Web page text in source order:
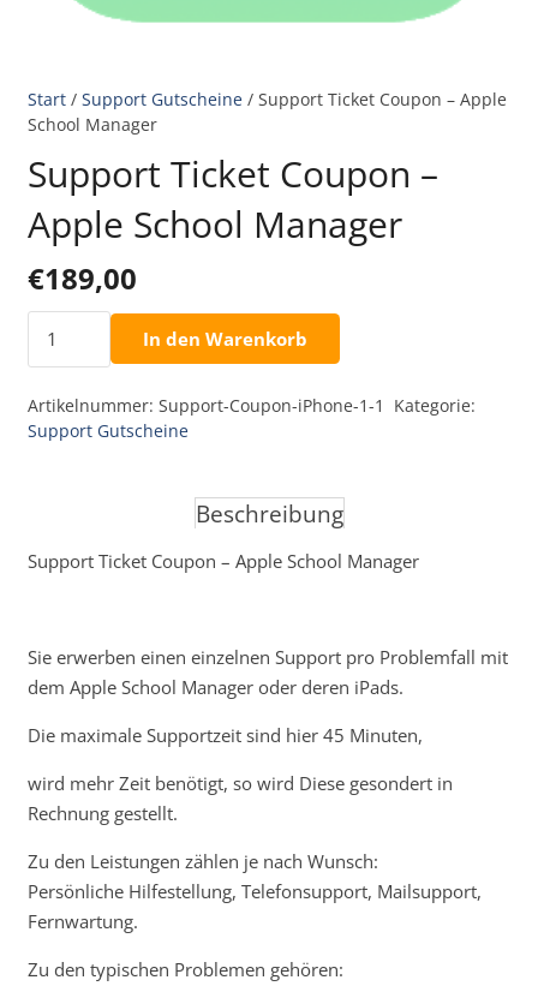
Start/ Support Gutscheine/ Support Ticket Coupon – Apple
School Manager
Support Ticket Coupon –
Apple School Manager
€189,00
Ticket
-
Apple
In den Warenkorb
Artikelnummer: Support-Coupon-iPhone-1-1
Kategorie:
Support Gutscheine
Beschreibung
Support Ticket Coupon – Apple School Manager
Sie erwerben einen einzelnen Support pro Problemfall mit
dem Apple School Manager oder deren iPads.
Die maximale Supportzeit sind hier 45 Minuten,
wird mehr Zeit benötigt, so wird Diese gesondert in
Rechnung gestellt.
Zu den Leistungen zählen je nach Wunsch:
Persönliche Hilfestellung, Telefonsupport, Mailsupport,
Fernwartung.
Zu den typischen Problemen gehören: